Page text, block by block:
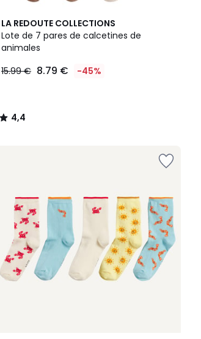
LA REDOUTE COLLECTIONS
Lote de 7 pares de calcetines de
animales
15.99 € 8.79 € -45%
4,4
/ 5
4,4
/